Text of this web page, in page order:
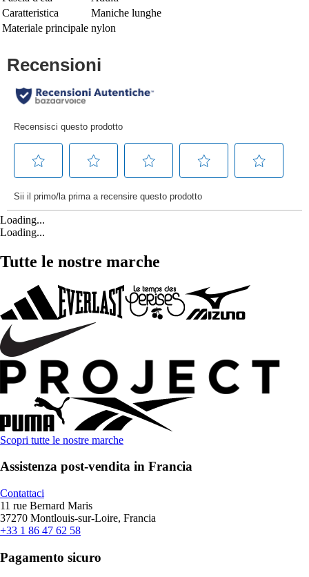
Caratteristica
Maniche lunghe
Materiale principale nylon
Loading...
Loading...
Tutte le nostre marche
Scopri tutte le nostre marche
Assistenza post-vendita in Francia
Contattaci
11 rue Bernard Maris
37270 Montlouis-sur-Loire, Francia
+33 1 86 47 62 58
Pagamento sicuro